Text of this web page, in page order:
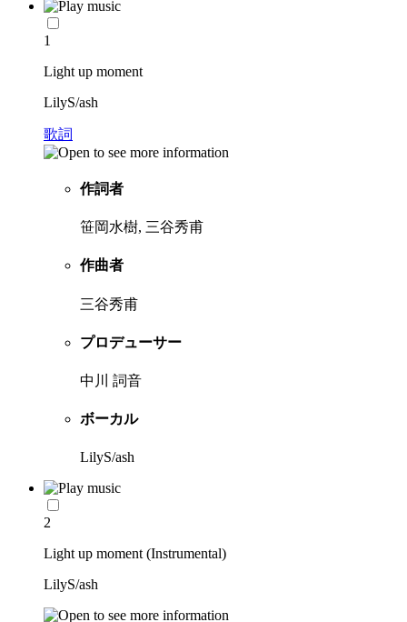
1
Light up moment
LilyS/ash
歌詞
作詞者
笹岡水樹, 三谷秀甫
作曲者
三谷秀甫
プロデューサー
中川 詞音
ボーカル
LilyS/ash
2
Light up moment (Instrumental)
LilyS/ash